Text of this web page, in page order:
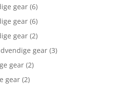
gear (6)
gear (6)
gear (2)
gear (3)
gear (2)
gear (2)